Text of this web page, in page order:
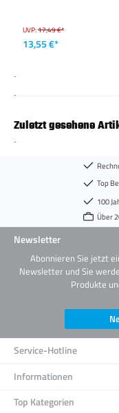
UVP:17,49 €*
13,55 €*
Zuletzt gesehene
Top
100
Über
Newsletter
Abonnieren Sie jetzt
Newsletter und Sie
Produkte
Service-Hotline
Informationen
Top Kategorien